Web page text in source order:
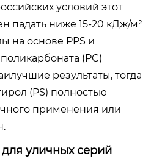
условий этот
падать ниже 15-20 кДж/м²
на основе PPS и
(PC)
результаты, тогда
(PS) полностью
применения или
уличных серий